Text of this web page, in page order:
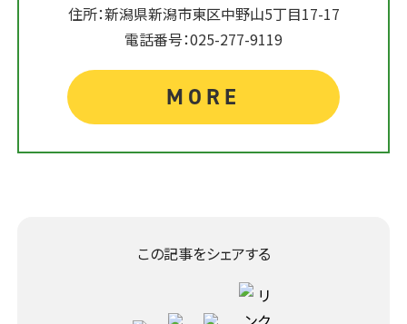
住所：新潟県新潟市東区中野山5丁目17-17
電話番号：025-277-9119
MORE
この記事をシェアする